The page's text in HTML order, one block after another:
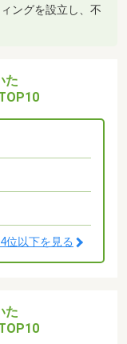
ングを設立し、不
た
4位以下を見る
た